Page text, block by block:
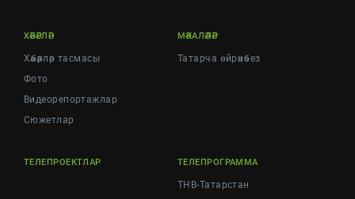
ХӘБӘРЛӘР
Хәбәрләр тасмасы
Фото
Видеорепортажлар
Cюжетлар
МӘКАЛӘЛӘР
Татарча өйрәнәбез
ТЕЛЕПРОЕКТЛАР ТЕЛЕПРОГРАММА
ТНВ-Татарстан